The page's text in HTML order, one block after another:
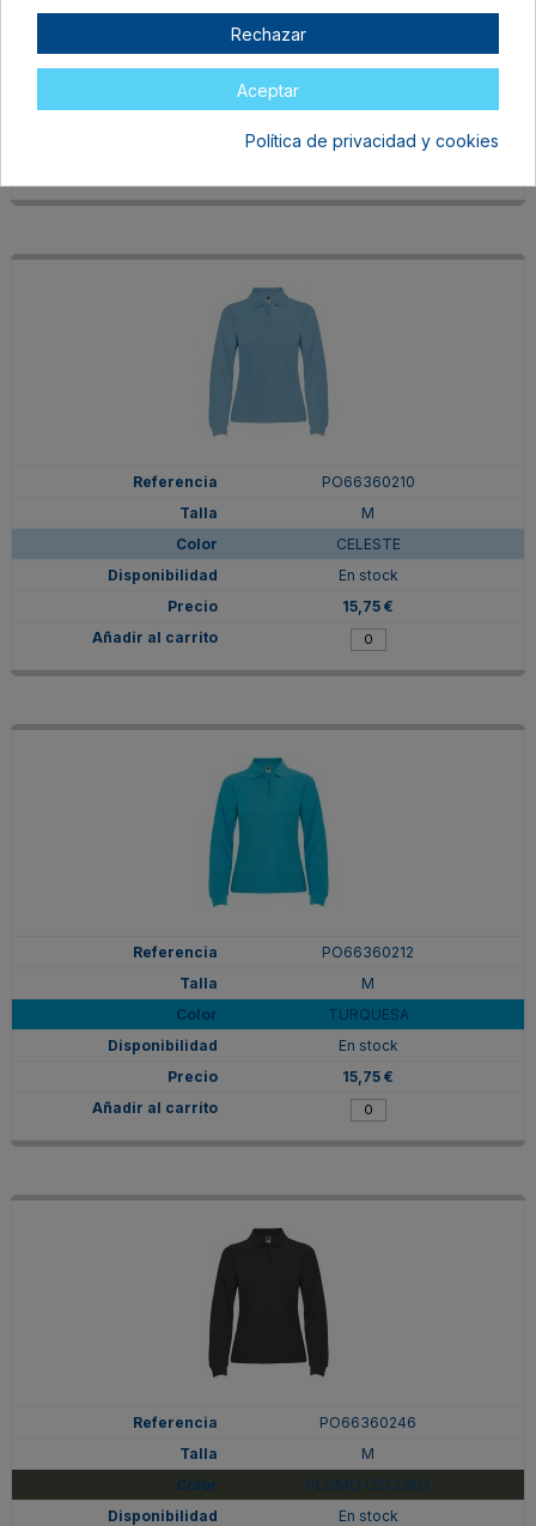
PO66360205
ROYAL
15,75 €
PO66360210
M
CELESTE
En stock
15,75 €
PO66360212
M
TURQUESA
En stock
15,75 €
PO66360246
M
PLOMO OSCURO
En stock
Rechazar
Aceptar
Política de privacidad y cookies